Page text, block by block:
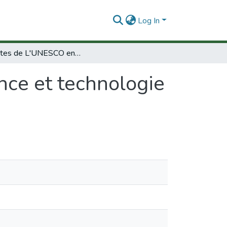
Log In
Activites de L'UNESCO en science et technologie en Asie etdansle Pacifique.
et technologie